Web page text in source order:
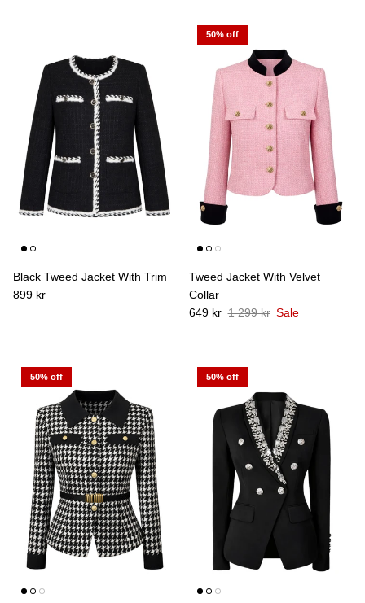
Black Tweed Jacket With Trim
899 kr
50% off
Tweed Jacket With Velvet
Collar
649 kr 1 299 kr Sale
50% off 50% off